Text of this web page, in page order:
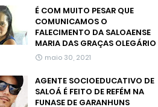
É COM MUITO PESAR QUE
COMUNICAMOS O
FALECIMENTO DA SALOAENSE
MARIA DAS GRAÇAS OLEGÁRIO
maio 30, 2021
AGENTE SOCIOEDUCATIVO DE
SALOÁ É FEITO DE REFÉM NA
FUNASE DE GARANHUNS